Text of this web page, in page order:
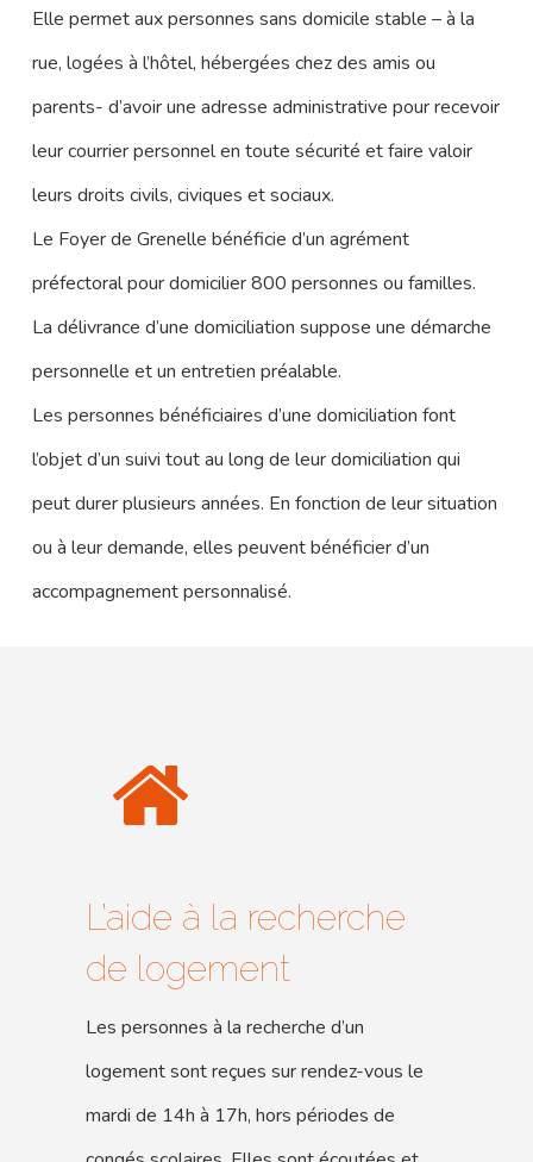
Elle permet aux personnes sans domicile stable – à la
rue, logées à l’hôtel, hébergées chez des amis ou
parents- d’avoir une adresse administrative pour recevoir
leur courrier personnel en toute sécurité et faire valoir
leurs droits civils, civiques et sociaux.
Le Foyer de Grenelle bénéficie d’un agrément
préfectoral pour domicilier 800 personnes ou familles.
La délivrance d’une domiciliation suppose une démarche
personnelle et un entretien préalable.
Les personnes bénéficiaires d’une domiciliation font
l’objet d’un suivi tout au long de leur domiciliation qui
peut durer plusieurs années. En fonction de leur situation
ou à leur demande, elles peuvent bénéficier d’un
accompagnement personnalisé.
L’aide à la recherche
de logement
Les personnes à la recherche d’un
logement sont reçues sur rendez-vous le
mardi de 14h à 17h, hors périodes de